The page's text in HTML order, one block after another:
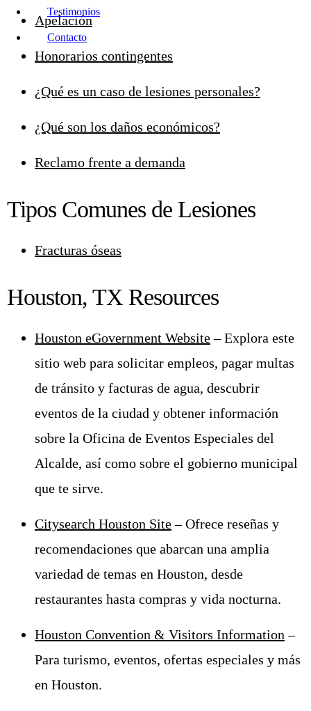
Testimonios
Contacto
Apelación
Honorarios contingentes
¿Qué es un caso de lesiones personales?
¿Qué son los daños económicos?
Reclamo frente a demanda
Tipos Comunes de Lesiones
Fracturas óseas
Houston, TX Resources
Houston eGovernment Website– Explora este
sitio web para solicitar empleos, pagar multas
de tránsito y facturas de agua, descubrir
eventos de la ciudad y obtener información
sobre la Oficina de Eventos Especiales del
Alcalde, así como sobre el gobierno municipal
que te sirve.
Citysearch Houston Site– Ofrece reseñas y
recomendaciones que abarcan una amplia
variedad de temas en Houston, desde
restaurantes hasta compras y vida nocturna.
Houston Convention & Visitors Information –
Para turismo, eventos, ofertas especiales y más
en Houston.